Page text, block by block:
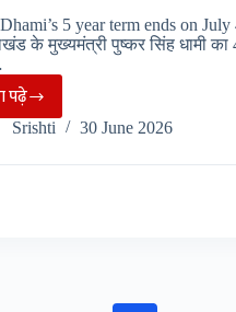
5 year term ends on July
के मुख्यमंत्री पुष्कर सिंह धामी का
पढ़े
4
जुलाई
को
Srishti 30 June 2026